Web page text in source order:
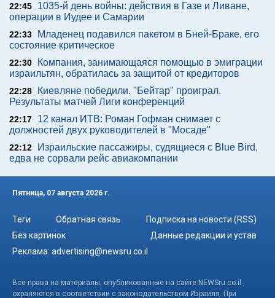
22:45
1035-й день войны: действия в Газе и Ливане,
операции в Иудее и Самарии
22:33
Младенец подавился пакетом в Бней-Браке, его
состояние критическое
22:30
Компания, занимающаяся помощью в эмиграции
израильтян, обратилась за защитой от кредиторов
22:28
Киевляне победили. "Бейтар" проиграл.
Результаты матчей Лиги конференций
22:17
12 канал ИТВ: Роман Гофман снимает с
должностей двух руководителей в "Мосаде"
22:12
Израильские пассажиры, судящиеся с Blue Bird,
едва не сорвали рейс авиакомпании
Пятница, 07 августа 2026 г.
Теги Обратная связь
Подписка на новости (RSS)
Без картинок
Данные редакции и устав
Реклама: advertising@newsru.co.il
Все права на материалы, опубликованные на сайте NEWSru.co.il ,
охраняются в соответствии с законодательством Израиля. При